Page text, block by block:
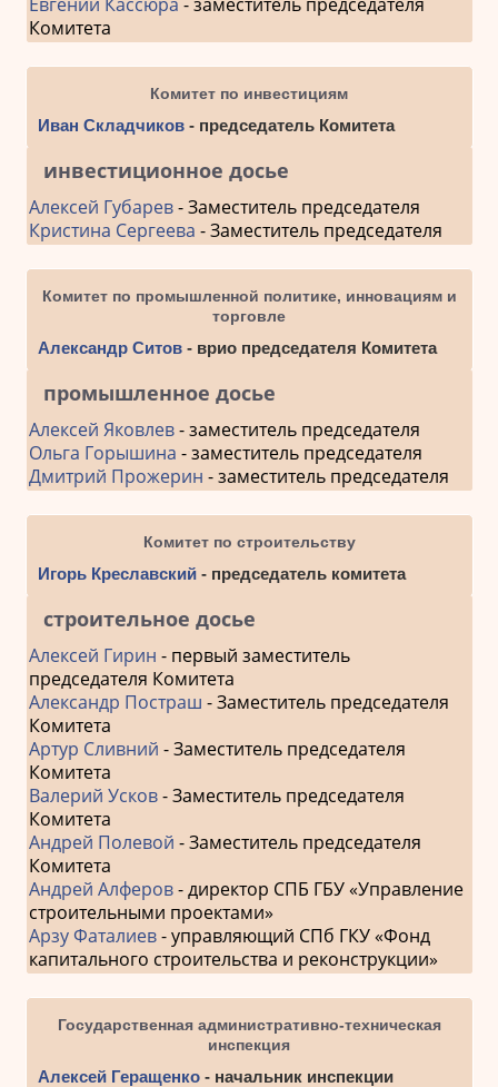
Комитета
Комитет по инвестициям
Иван Складчиков- председатель Комитета
инвестиционное досье
Алексей Губарев- Заместитель председателя
Кристина Сергеева - Заместитель председателя
Комитет по промышленной политике, инновациям и
торговле
Александр Ситов- врио председателя Комитета
промышленное досье
Алексей Яковлев- заместитель председателя
Ольга Горышина - заместитель председателя
Дмитрий Прожерин - заместитель председателя
Комитет по строительству
Игорь Креславский - председатель комитета
строительное досье
Алексей Гирин - первый заместитель
председателя Комитета
Александр Постраш - Заместитель председателя
Комитета
Артур Сливний - Заместитель председателя
Комитета
Валерий Усков- Заместитель председателя
Комитета
Андрей Полевой - Заместитель председателя
Комитета
Андрей Алферов- директор СПБ ГБУ «Управление
строительными проектами»
Арзу Фаталиев- управляющий СПб ГКУ «Фонд
капитального строительства и реконструкции»
Государственная административно-техническая
инспекция
Алексей Геращенко- начальник инспекции